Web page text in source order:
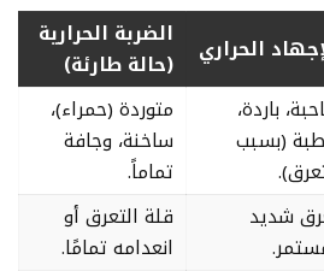
الحراري
الضربة الحرارية
(حالة طارئة)
باردة،
(بسبب
متوردة (حمراء)،
ساخنة، وجافة
تماماً.
شديد
قلة التعرق أو
انعدامه تمامًا.